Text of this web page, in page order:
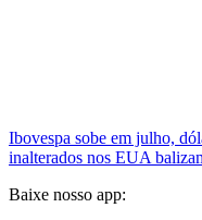
Ibovespa sobe em julho,
inalterados nos EUA
Baixe nosso app: